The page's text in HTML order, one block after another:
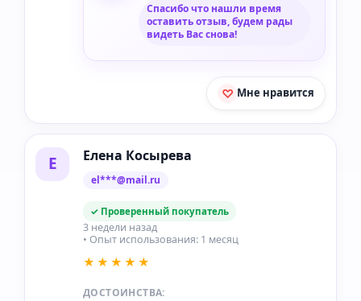
Спасибо что нашли время
оставить отзыв, будем рады
видеть Вас снова!
Мне нравится
Е Елена Косырева
el***@mail.ru
✓ Проверенный покупатель
3 недели назад
• Опыт использования: 1 месяц
★★★★★
ДОСТОИНСТВА: